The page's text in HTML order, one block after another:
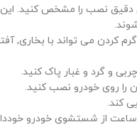
نصب را مشخص کنید. این
کردن می تواند با بخاری,
و گرد و غبار پاک کنید.
روی خودرو نصب کنید.
کند.